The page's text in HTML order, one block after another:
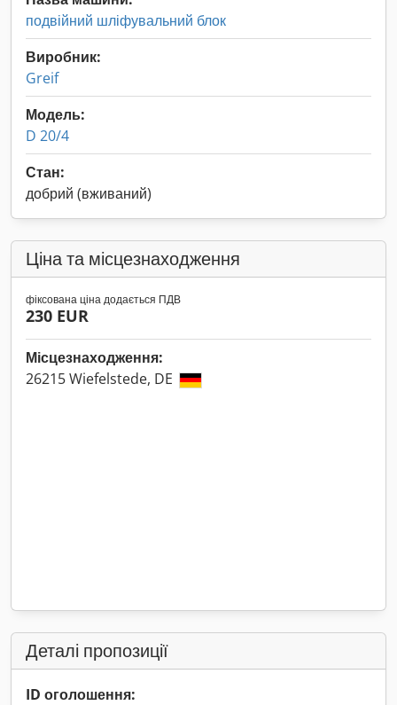
подвійний шліфувальний блок
Виробник:
Greif
Модель:
D 20/4
Стан:
добрий (вживаний)
Ціна та місцезнаходження
фіксована ціна додається ПДВ
230 EUR
Місцезнаходження:
26215 Wiefelstede, DE
Деталі пропозиції
ID оголошення: